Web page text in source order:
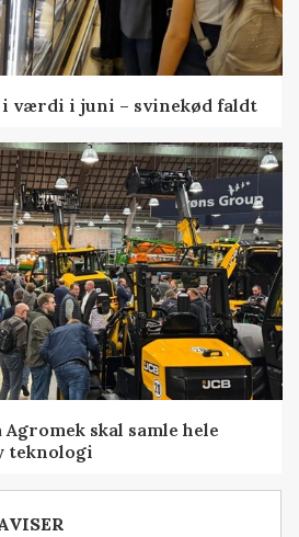
i værdi i juni – svinekød faldt
skal samle hele
teknologi